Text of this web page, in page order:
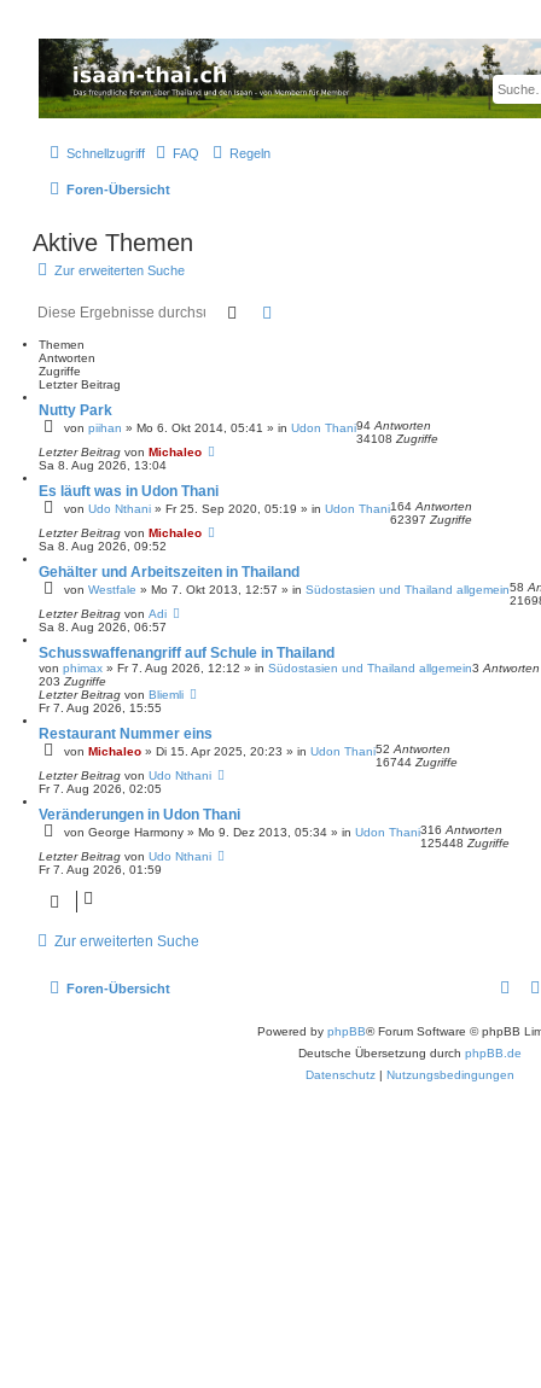
Thailand & Isaan Forum - isaan-thai.ch
Das freundliche Forum über Thailand und den Isaan - von Membern für Member
Schnellzugriff FAQ Regeln
Foren-Übersicht
Aktive Themen
Zur erweiterten Suche
Suche
Themen
Antworten
Zugriffe
Letzter Beitrag
Nutty Park
von piihan » Mo 6. Okt 2014, 05:41 » in Udon Thani94Antworten
34108 Zugriffe
Letzter Beitrag von Michaleo
Sa 8. Aug 2026, 13:04
Es läuft was in Udon Thani
von Udo Nthani » Fr 25. Sep 2020, 05:19 » in Udon Thani164Antworten
62397 Zugriffe
Letzter Beitrag von Michaleo
Sa 8. Aug 2026, 09:52
Gehälter und Arbeitszeiten in Thailand
von Westfale » Mo 7. Okt 2013, 12:57 » in Südostasien und Thailand allgemein58
Letzter Beitrag von Adi
Sa 8. Aug 2026, 06:57
Schusswaffenangriff auf Schule in Thailand
von phimax » Fr 7. Aug 2026, 12:12 » in Südostasien und Thailand allgemein3Antworten
203 Zugriffe
Letzter Beitrag von Bliemli
Fr 7. Aug 2026, 15:55
Restaurant Nummer eins
von Michaleo » Di 15. Apr 2025, 20:23 » in Udon Thani52Antworten
16744 Zugriffe
Letzter Beitrag von Udo Nthani
Fr 7. Aug 2026, 02:05
Veränderungen in Udon Thani
von George Harmony » Mo 9. Dez 2013, 05:34 » in Udon Thani316Antworten
125448 Zugriffe
Letzter Beitrag von Udo Nthani
Fr 7. Aug 2026, 01:59
Zur erweiterten Suche
Foren-Übersicht
Powered by phpBB® Forum Software © phpBB
Deutsche Übersetzung durch phpBB.de
Datenschutz
Nutzungsbedingungen